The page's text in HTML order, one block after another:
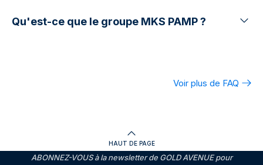
Qu'est-ce que le groupe MKS PAMP ?
Voir plus de FAQ
HAUT DE PAGE
ABONNEZ-VOUS à la newsletter de GOLD AVENUE pour